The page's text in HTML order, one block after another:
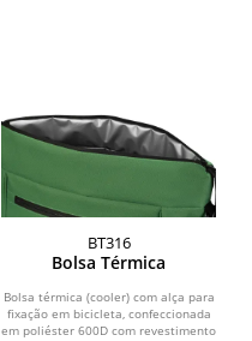
BT316
Bolsa Térmica
Bolsa térmica (cooler) com alça para
fixação em bicicleta, confeccionada
em poliéster 600D com revestimento